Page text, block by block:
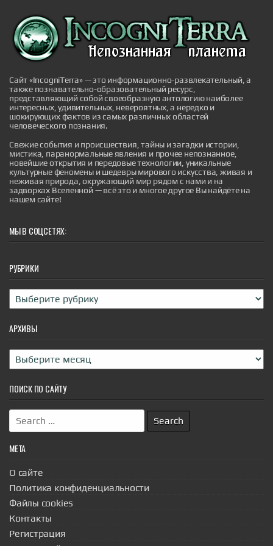
Оптики создали запутанные фотоны с
помощью солнечного света
солнечного света
naked-science.ru | 3 hours ago
Дьявол на Лаксегаде: полтергейст,
потрясший Копенгаген
В сентябре 1826 года скромный дом под номером
датский фольклор и породили крылатое выражение,
живущее и по сей день. То, что началось как
привлекших внимание всего го...
incogniterra.ru 27th Jul 2026
Сайт «IncogniTerra» — это информационно-развлекательный, а
также познавательно-образовательный ресурс,
представляющий собой своеобразную антологию наиболее
интересных, удивительных, невероятных, а нередко и
шокирующих фактов из самых различных областей
человеческого познания.
Свежие события и происшествия, тайны и загадки истории,
мистика, паранормальные явления и прочее непознанное,
новейшие открытия и передовые технологии, уникальные
культурные феномены и шедевры мирового искусства, живая и
неживая природа, окружающий мир рядом с нами и на
задворках Вселенной — всё это и многое другое Вы найдёте на
нашем сайте!
МЫ В СОЦСЕТЯХ:
РУБРИКИ
Рубрики
АРХИВЫ
Архивы
ПОИСК ПО САЙТУ
Search
for:
МЕТА
О сайте
Политика конфиденциальности
Файлы cookies
Контакты
Регистрация